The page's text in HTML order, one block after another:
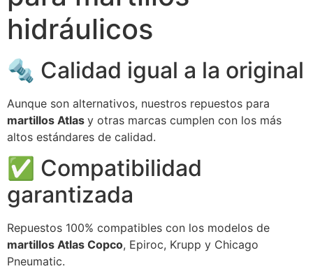
hidráulicos
🔩 Calidad igual a la original
Aunque son alternativos, nuestros repuestos para
martillos Atlas y otras marcas cumplen con los más
altos estándares de calidad.
✅ Compatibilidad
garantizada
Repuestos 100% compatibles con los modelos de
martillos Atlas Copco, Epiroc, Krupp y Chicago
Pneumatic.